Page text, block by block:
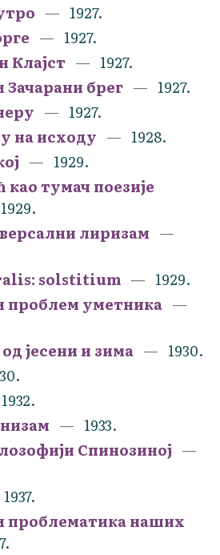
1927.
1927.
Клајст
1927.
брег
1927.
1927.
на исходу
1928.
1929.
као тумач поезије
1929.
лиризам
solstitium
1929.
проблем уметника
јесени и зима
1930.
1932.
1933.
Спинозиној
1937.
проблематика наших